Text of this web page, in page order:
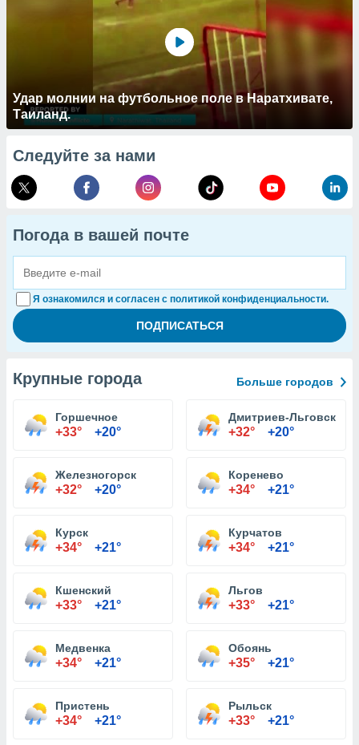
Удар молнии на футбольное поле в Наратхивате,
Таиланд.
Следуйте за нами
Погода в вашей почте
Я ознакомился и согласен с политикой конфиденциальности.
Крупные города Больше городов
Горшечное
+33° +20°
Дмитриев-Льговский
+32° +20°
Железногорск
+32° +20°
Коренево
+34° +21°
Курск
+34° +21°
Курчатов
+34° +21°
Кшенский
+33° +21°
Льгов
+33° +21°
Медвенка
+34° +21°
Обоянь
+35° +21°
Пристень
+34° +21°
Рыльск
+33° +21°